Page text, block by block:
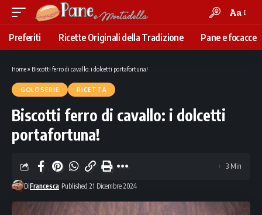
Font
Resizer
Aa
Preferiti Ricette Originali della Tradizione Pane e focacce
Home» Biscotti ferro di cavallo: i dolcetti portafortuna!
GOLOSERIE RICETTA
Biscotti ferro di cavallo: i dolcetti
portafortuna!
DiFrancesca Published 21 Dicembre 2024
3 Min